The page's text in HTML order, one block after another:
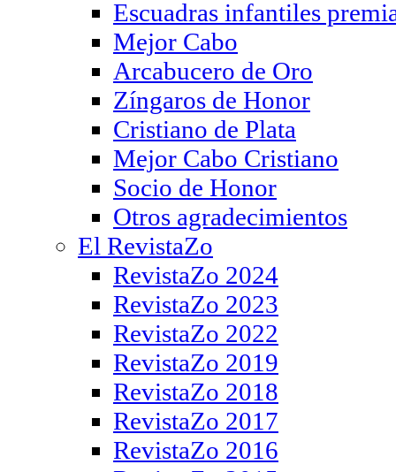
Escuadras infantiles
Mejor Cabo
Arcabucero de Oro
Zíngaros de Honor
Cristiano de Plata
Mejor Cabo Cristiano
Socio de Honor
Otros agradecimientos
El RevistaZo
RevistaZo 2024
RevistaZo 2023
RevistaZo 2022
RevistaZo 2019
RevistaZo 2018
RevistaZo 2017
RevistaZo 2016